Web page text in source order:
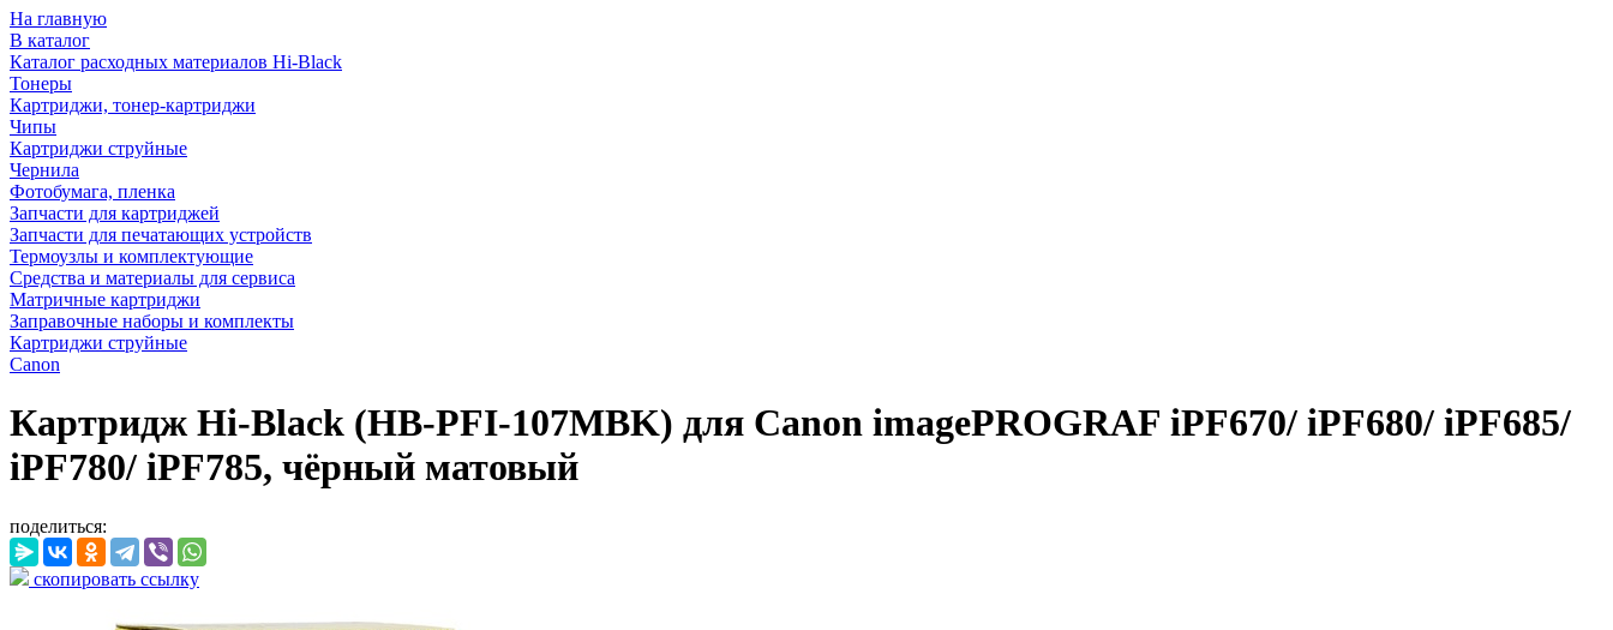
На главную
В каталог
Каталог расходных материалов Hi-Black
Тонеры
Картриджи, тонер-картриджи
Чипы
Картриджи струйные
Чернила
Фотобумага, пленка
Запчасти для картриджей
Запчасти для печатающих устройств
Термоузлы и комплектующие
Средства и материалы для сервиса
Матричные картриджи
Заправочные наборы и комплекты
Картриджи струйные
Canon
Картридж Hi-Black (HB-PFI-107MBK) для Canon imagePROGRAF iPF670/ iPF680/ iPF685/
iPF780/ iPF785, чёрный матовый
поделиться:
скопировать ссылку